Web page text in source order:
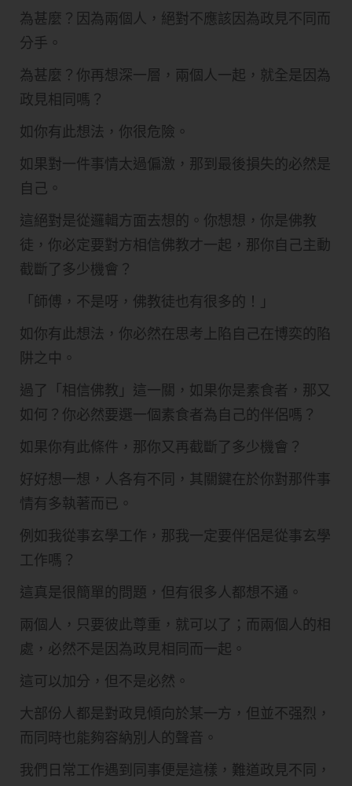
為甚麼？因為兩個人，絕對不應該因為政見不同而
分手。
為甚麼？你再想深一層，兩個人一起，就全是因為
政見相同嗎？
如你有此想法，你很危險。
如果對一件事情太過偏激，那到最後損失的必然是
自己。
這絕對是從邏輯方面去想的。你想想，你是佛教
徒，你必定要對方相信佛教才一起，那你自己主動
截斷了多少機會？
「師傅，不是呀，佛教徒也有很多的！」
如你有此想法，你必然在思考上陷自己在博奕的陷
阱之中。
過了「相信佛教」這一關，如果你是素食者，那又
如何？你必然要選一個素食者為自己的伴侶嗎？
如果你有此條件，那你又再截斷了多少機會？
好好想一想，人各有不同，其關鍵在於你對那件事
情有多執著而已。
例如我從事玄學工作，那我一定要伴侶是從事玄學
工作嗎？
這真是很簡單的問題，但有很多人都想不通。
兩個人，只要彼此尊重，就可以了；而兩個人的相
處，必然不是因為政見相同而一起。
這可以加分，但不是必然。
大部份人都是對政見傾向於某一方​，但並不强烈，
而同時也能夠容納別人的聲音。
我們日常工作遇到同事便是這樣，難道政見不同，